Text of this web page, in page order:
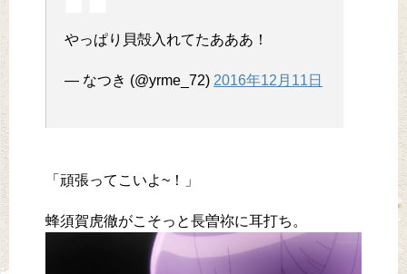
やっぱり貝殻入れてたあああ！
— なつき (@yrme_72) 2016年12月11日
「頑張ってこいよ~！」
蜂須賀虎徹がこそっと長曽祢に耳打ち。